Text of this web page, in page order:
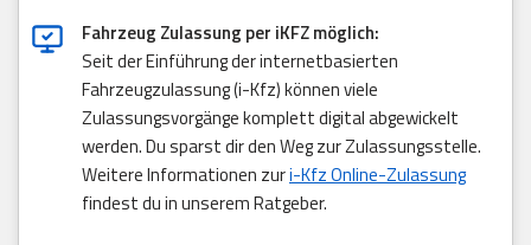
Fahrzeug Zulassung per iKFZ möglich:
Seit der Einführung der internetbasierten
Fahrzeugzulassung (i-Kfz) können viele
Zulassungsvorgänge komplett digital abgewickelt
werden. Du sparst dir den Weg zur Zulassungsstelle.
Weitere Informationen zuri-Kfz Online-Zulassung
findest du in unserem Ratgeber.